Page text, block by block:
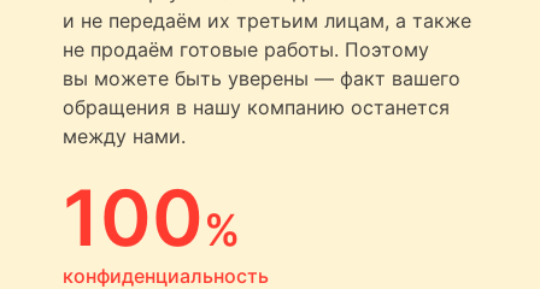
и не передаём их третьим лицам, а также
не продаём готовые работы. Поэтому
вы можете быть уверены — факт вашего
обращения в нашу компанию останется
между нами.
100%
конфиденциальность